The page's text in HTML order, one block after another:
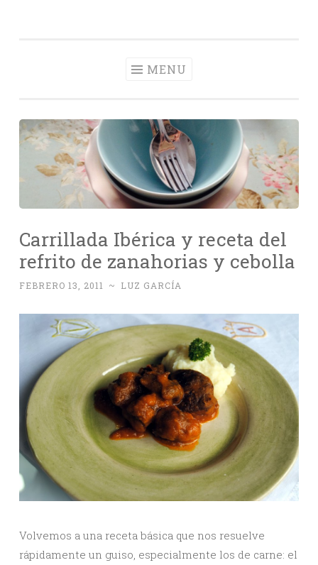
MENU
Carrillada Ibérica y receta del
refrito de zanahorias y cebolla
FEBRERO 13, 2011 ~ LUZ GARCÍA
Volvemos a una receta básica que nos resuelve
rápidamente un guiso, especialmente los de carne: el